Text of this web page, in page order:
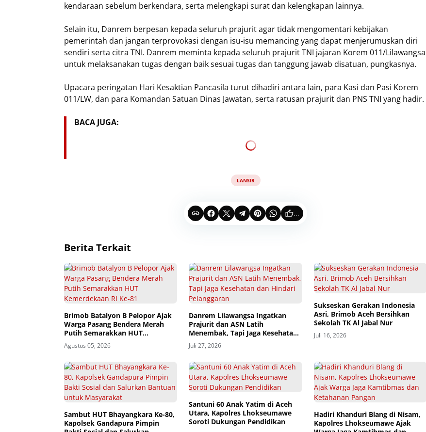
kendaraan sebelum berkendara, serta melengkapi surat dan kelengkapan lainnya.
Selain itu, Danrem berpesan kepada seluruh prajurit agar tidak mengomentari kebijakan
pemerintah dan jangan terprovokasi dengan isu-isu memancing yang dapat menjerumuskan diri
sendiri serta citra TNI. Danrem meminta kepada seluruh prajurit TNI jajaran Korem 011/Lilawangsa
untuk melaksanakan tugas dengan baik sesuai tugas dan tanggung jawab disatuan, pungkasnya.
Upacara peringatan Hari Kesaktian Pancasila turut dihadiri antara lain, para Kasi dan Pasi Korem
011/LW, dan para Komandan Satuan Dinas Jawatan, serta ratusan prajurit dan PNS TNI yang hadir.
BACA JUGA:
LANSIR
...
Berita Terkait
Brimob Batalyon B Pelopor Ajak
Warga Pasang Bendera Merah
Putih Semarakkan HUT
Kemerdekaan RI Ke-81
Agustus 05, 2026
Danrem Lilawangsa Ingatkan
Prajurit dan ASN Latih
Menembak, Tapi Jaga Kesehatan
dan Hindari Pelanggaran
Juli 27, 2026
Sukseskan Gerakan Indonesia
Asri, Brimob Aceh Bersihkan
Sekolah TK Al Jabal Nur
Juli 16, 2026
Sambut HUT Bhayangkara Ke-80,
Kapolsek Gandapura Pimpin
Santuni 60 Anak Yatim di Aceh
Utara, Kapolres Lhokseumawe
Soroti Dukungan Pendidikan
Hadiri Khanduri Blang di Nisam,
Kapolres Lhokseumawe Ajak